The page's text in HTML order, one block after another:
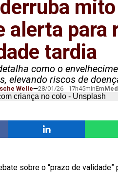
alerta para
tardia
como o
elevando riscos de
Welle 28/01/26 - 17h45minEm
sobre o “prazo de